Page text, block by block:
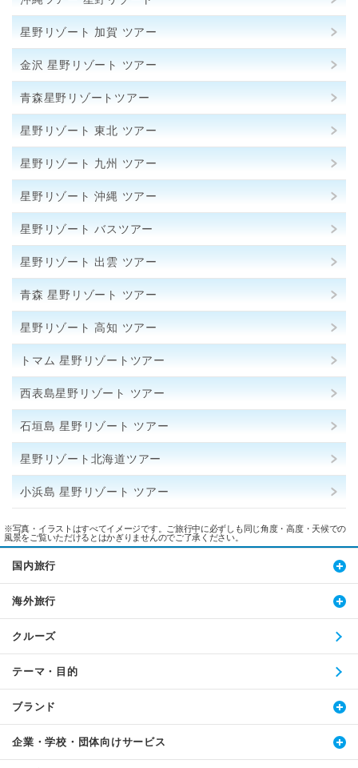
星野リゾート 加賀 ツアー
金沢 星野リゾート ツアー
青森星野リゾートツアー
星野リゾート 東北 ツアー
星野リゾート 九州 ツアー
星野リゾート 沖縄 ツアー
星野リゾート バスツアー
星野リゾート 出雲 ツアー
青森 星野リゾート ツアー
星野リゾート 高知 ツアー
トマム 星野リゾートツアー
西表島星野リゾート ツアー
石垣島 星野リゾート ツアー
星野リゾート北海道ツアー
小浜島 星野リゾート ツアー
※写真・イラストはすべてイメージです。ご旅行中に必ずしも同じ角度・高度・天候での
風景をご覧いただけるとはかぎりませんのでご了承ください。
国内旅行
海外旅行
クルーズ
テーマ・目的
ブランド
企業・学校・団体向けサービス